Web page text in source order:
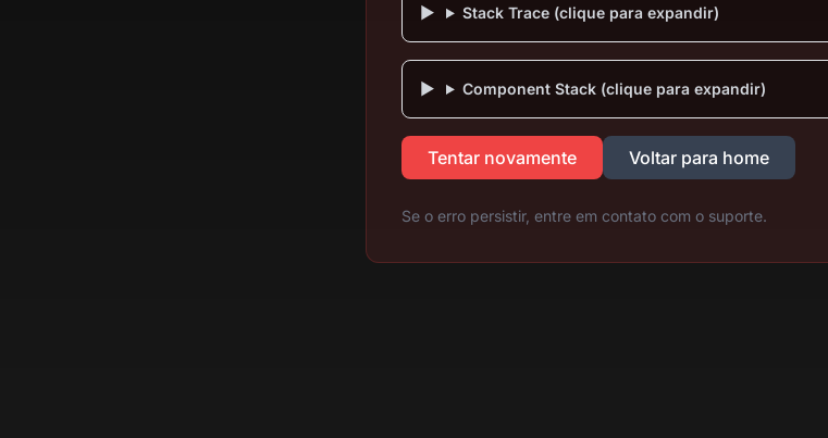
Stack Trace (clique para expandir)
Component Stack (clique para expandir)
Tentar novamente Voltar para home
Se o erro persistir, entre em contato com o suporte.